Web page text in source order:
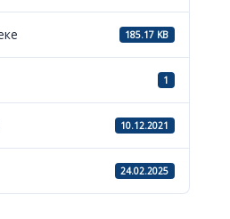
185.17 KB
1
10.12.2021
24.02.2025